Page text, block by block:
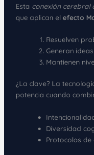
Esta conexión cerebral
que aplican el efecto
Resuelven
Generan
Mantienen
¿La clave? La
potencia cuando
Diversidad
Protocolos de